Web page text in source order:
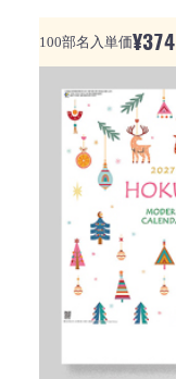
100部名入単価¥374